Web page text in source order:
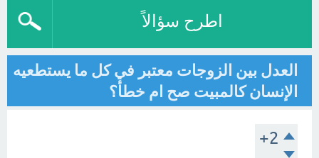
اطرح سؤالاً
العدل بين الزوجات معتبر في كل ما يستطعيه
الإنسان كالمبيت صح ام خطأ؟
+2